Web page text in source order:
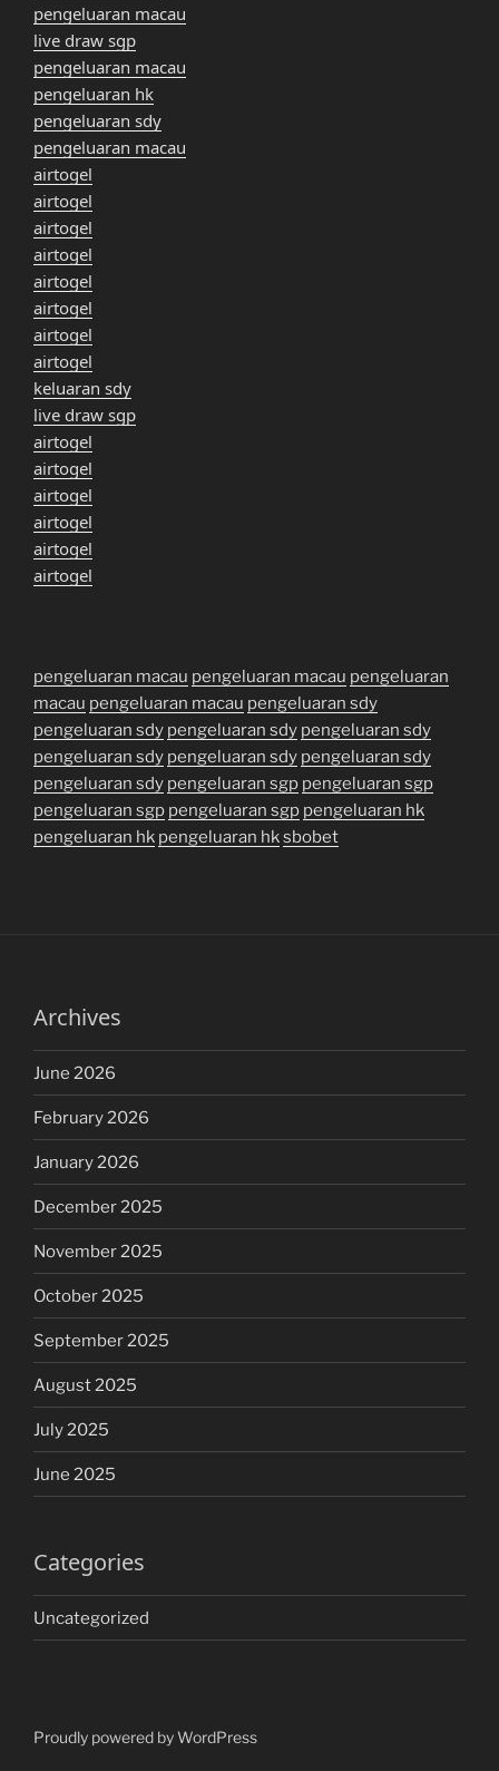
pengeluaran macau
live draw sgp
pengeluaran macau
pengeluaran hk
pengeluaran sdy
pengeluaran macau
airtogel
airtogel
airtogel
airtogel
airtogel
airtogel
airtogel
airtogel
keluaran sdy
live draw sgp
airtogel
airtogel
airtogel
airtogel
airtogel
airtogel
pengeluaran macau pengeluaran macau pengeluaran
macau pengeluaran macau pengeluaran sdy
pengeluaran sdy pengeluaran sdy pengeluaran sdy
pengeluaran sdy pengeluaran sdy pengeluaran sdy
pengeluaran sdy pengeluaran sgp pengeluaran sgp
pengeluaran sgp pengeluaran sgp pengeluaran hk
pengeluaran hk pengeluaran hksbobet
Archives
June 2026
February 2026
January 2026
December 2025
November 2025
October 2025
September 2025
August 2025
July 2025
June 2025
Categories
Uncategorized
Proudly powered by WordPress